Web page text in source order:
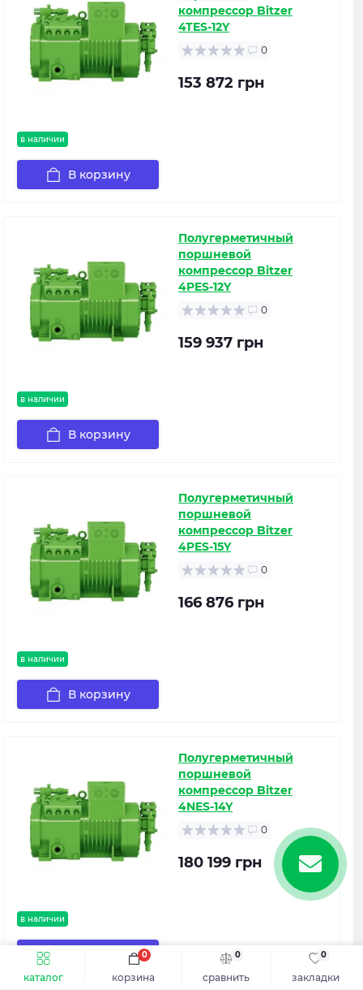
каталог сравнить
0
закладки
0
корзина
0
в наличии
компрессор Bitzer
4TES-12Y
0
153 872 грн
В корзину
в наличии
Полугерметичный
поршневой
компрессор Bitzer
4PES-12Y
0
159 937 грн
В корзину
в наличии
Полугерметичный
поршневой
компрессор Bitzer
4PES-15Y
0
166 876 грн
В корзину
в наличии
Полугерметичный
поршневой
компрессор Bitzer
4NES-14Y
0
180 199 грн
В корзину